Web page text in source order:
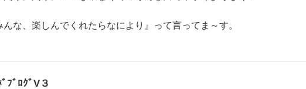
な、楽しんでくれたらなにより』って言ってま～す。
ﾌﾞﾛｸﾞV３